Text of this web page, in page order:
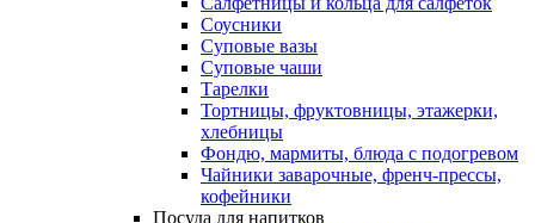
Соусники
Суповые вазы
Суповые чаши
Тарелки
Тортницы, фруктовницы, этажерки,
хлебницы
Фондю, мармиты, блюда с подогревом
Чайники заварочные, френч-прессы,
кофейники
Посуда для напитков